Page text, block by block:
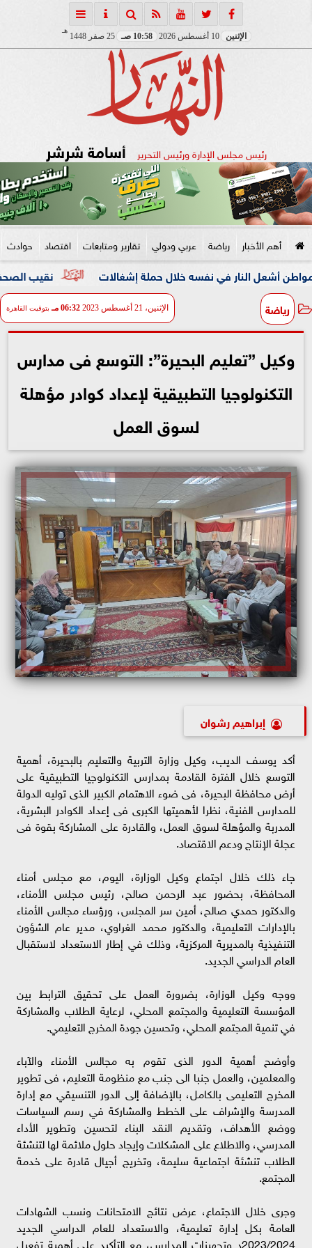
الإثنين 10 أغسطس 2026 10:58 صـ 25 صفر 1448
هـ
رئيس مجلس الإدارة ورئيس التحرير أسامة شرشر
أهم الأخبار رياضة عربي ودولي تقارير ومتابعات اقتصاد حوادث
نقيب الصحفيين النار في نفسه خلال حملة إشغالات
رياضة الإثنين، 21 أغسطس 2023 06:32 مـ بتوقيت القاهرة
وكيل ”تعليم البحيرة”: التوسع فى مدارس
التكنولوجيا التطبيقية لإعداد كوادر مؤهلة
لسوق العمل
إبراهيم رشوان
أكد يوسف الديب، وكيل وزارة التربية والتعليم بالبحيرة، أهمية
التوسع خلال الفترة القادمة بمدارس التكنولوجيا التطبيقية على
أرض محافظة البحيرة، فى ضوء الاهتمام الكبير الذى توليه الدولة
للمدارس الفنية، نظرا لأهميتها الكبرى فى إعداد الكوادر البشرية،
المدربة والمؤهلة لسوق العمل، والقادرة على المشاركة بقوة فى
عجلة الإنتاج ودعم الاقتصاد.
جاء ذلك خلال اجتماع وكيل الوزارة، اليوم، مع مجلس أمناء
المحافظة، بحضور عبد الرحمن صالح، رئيس مجلس الأمناء،
والدكتور حمدي صالح، أمين سر المجلس، ورؤساء مجالس الأمناء
بالإدارات التعليمية، والدكتور محمد الغراوي، مدير عام الشؤون
التنفيذية بالمديرية المركزية، وذلك في إطار الاستعداد لاستقبال
العام الدراسي الجديد.
ووجه وكيل الوزارة، بضرورة العمل على تحقيق الترابط بين
المؤسسة التعليمية والمجتمع المحلي، لرعاية الطلاب والمشاركة
في تنمية المجتمع المحلي، وتحسين جودة المخرج التعليمي.
وأوضح أهمية الدور الذى تقوم به مجالس الأمناء والآباء
والمعلمين، والعمل جنبا الى جنب مع منظومة التعليم، فى تطوير
المخرج التعليمى بالكامل، بالإضافة إلى الدور التنسيقي مع إدارة
المدرسة والإشراف على الخطط والمشاركة في رسم السياسات
ووضع الأهداف، وتقديم النقد البناء لتحسين وتطوير الأداء
المدرسي، والاطلاع على المشكلات وإيجاد حلول ملائمة لها لتنشئة
الطلاب تنشئة اجتماعية سليمة، وتخريج أجيال قادرة على خدمة
المجتمع.
وجرى خلال الاجتماع، عرض نتائج الامتحانات ونسب الشهادات
العامة بكل إدارة تعليمية، والاستعداد للعام الدراسي الجديد
2023/2024د وتجهيزات المدارس، مع التأكيد على أهمية تفعيل